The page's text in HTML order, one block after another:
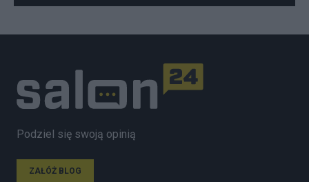
Podziel się swoją opinią
ZAŁÓŻ BLOG